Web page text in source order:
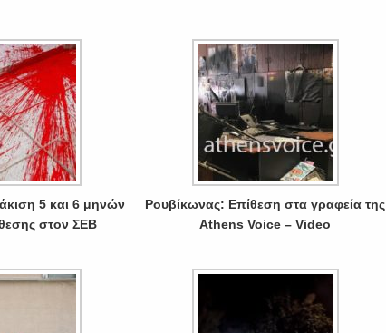
5 και 6 μηνών
στον ΣΕΒ
Ρουβίκωνας: Επίθεση στα γραφεία της
Athens Voice – Video